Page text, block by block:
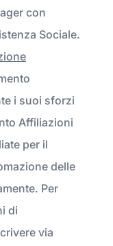
con
Sociale.
i suoi sforzi
Affiliazioni
per il
delle
Per
di
via